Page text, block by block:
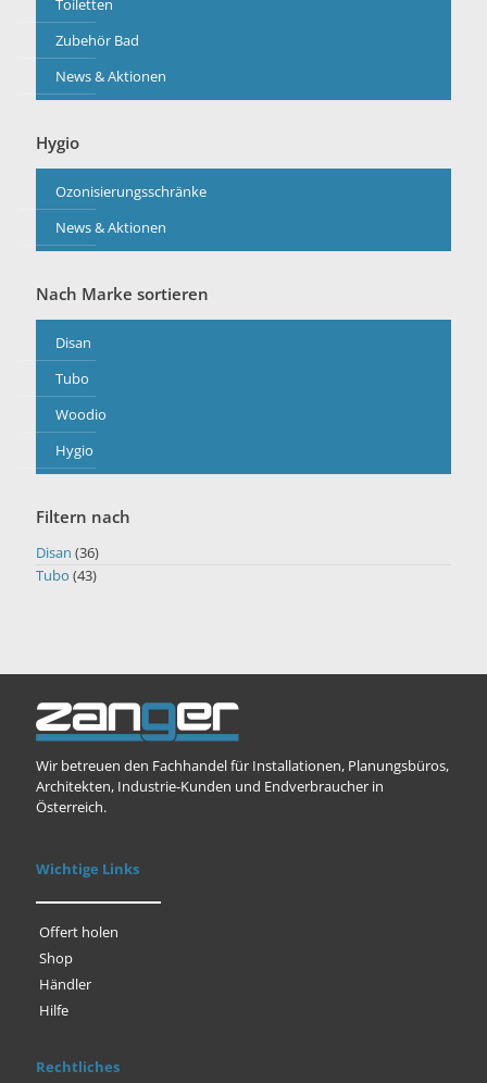
Toiletten
Zubehör Bad
News & Aktionen
Hygio
Ozonisierungsschränke
News & Aktionen
Nach Marke sortieren
Disan
Tubo
Woodio
Hygio
Filtern nach
Disan (36)
Tubo (43)
Wir betreuen den Fachhandel für Installationen, Planungsbüros,
Architekten, Industrie-Kunden und Endverbraucher in
Österreich.
Wichtige Links
Offert holen
Shop
Händler
Hilfe
Rechtliches